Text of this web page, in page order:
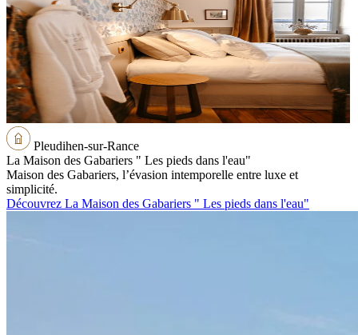
Pleudihen-sur-Rance
La Maison des Gabariers " Les pieds dans l'eau"
Maison des Gabariers, l’évasion intemporelle entre luxe et
simplicité.
Découvrez La Maison des Gabariers " Les pieds dans l'eau"